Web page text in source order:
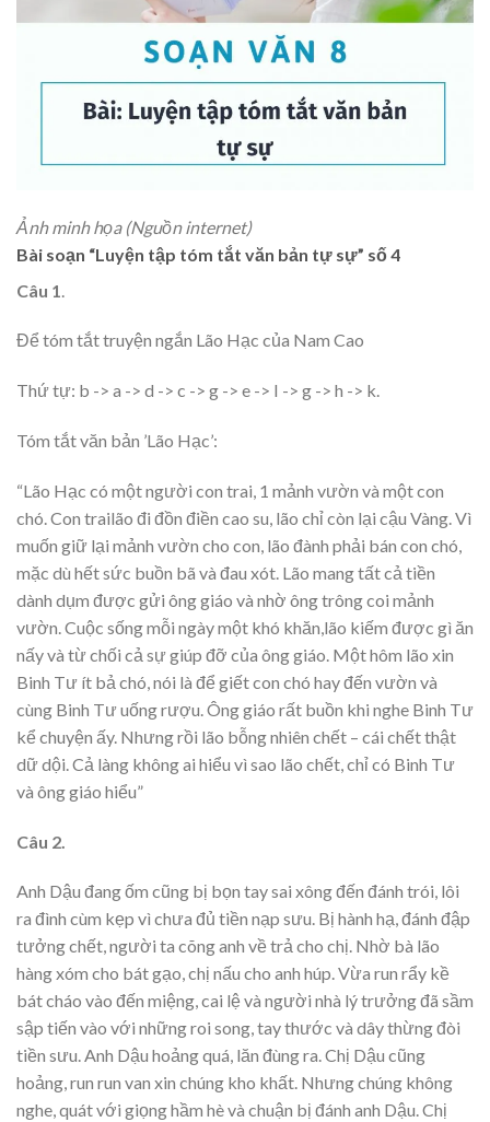
Ảnh minh họa (Nguồn internet)
Bài soạn “Luyện tập tóm tắt văn bản tự sự” số 4
Câu 1
Để tóm tắt truyện ngắn Lão Hạc của Nam Cao
Thứ tự: b -> a -> d -> c -> g -> e -> I -> g -> h -> k.
Tóm tắt văn bản ’Lão Hạc’:
“Lão Hạc có một người con trai, 1 mảnh vườn và một con
chó. Con trailão đi đồn điền cao su, lão chỉ còn lại cậu Vàng. Vì
muốn giữ lại mảnh vườn cho con, lão đành phải bán con chó,
mặc dù hết sức buồn bã và đau xót. Lão mang tất cả tiền
dành dụm được gửi ông giáo và nhờ ông trông coi mảnh
vườn. Cuộc sống mỗi ngày một khó khăn,lão kiếm được gì ăn
nấy và từ chối cả sự giúp đỡ của ông giáo. Một hôm lão xin
Binh Tư ít bả chó, nói là để giết con chó hay đến vườn và
cùng Binh Tư uống rượu. Ông giáo rất buồn khi nghe Binh Tư
kể chuyện ấy. Nhưng rồi lão bỗng nhiên chết – cái chết thật
dữ dội. Cả làng không ai hiểu vì sao lão chết, chỉ có Binh Tư
và ông giáo hiểu”
Câu 2.
Anh Dậu đang ốm cũng bị bọn tay sai xông đến đánh trói, lôi
ra đình cùm kẹp vì chưa đủ tiền nạp sưu. Bị hành hạ, đánh đập
tưởng chết, người ta cõng anh về trả cho chị. Nhờ bà lão
hàng xóm cho bát gạo, chị nấu cho anh húp. Vừa run rẩy kề
bát cháo vào đến miệng, cai lệ và người nhà lý trưởng đã sầm
sập tiến vào với những roi song, tay thước và dây thừng đòi
tiền sưu. Anh Dậu hoảng quá, lăn đùng ra. Chị Dậu cũng
hoảng, run run van xin chúng kho khất. Nhưng chúng không
nghe, quát với giọng hầm hè và chuận bị đánh anh Dậu. Chị